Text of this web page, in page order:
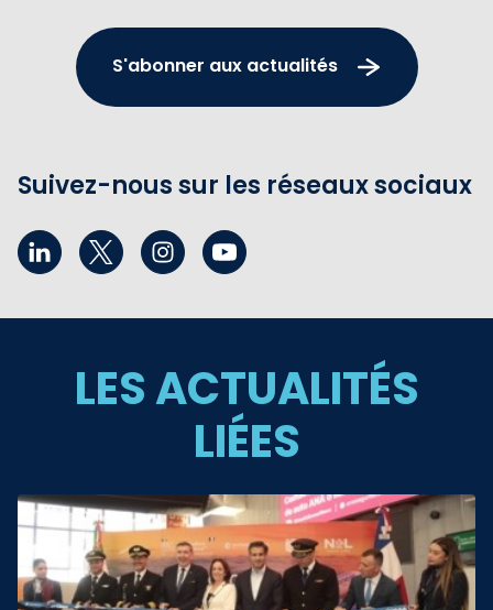
LES ACTUALITÉS
LIÉES
S'abonner aux actualités
Suivez-nous sur les réseaux sociaux